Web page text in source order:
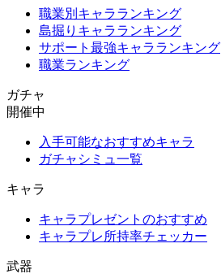
職業別キャラランキング
島掘りキャラランキング
サポート最強キャラランキング
職業ランキング
ガチャ
開催中
入手可能なおすすめキャラ
ガチャシミュ一覧
キャラ
キャラプレゼントのおすすめ
キャラプレ所持率チェッカー
武器